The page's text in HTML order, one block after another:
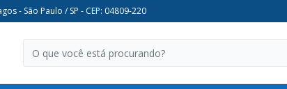
- São Paulo / SP - CEP: 04809-220